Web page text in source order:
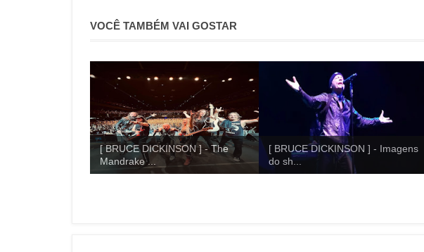
VOCÊ TAMBÉM VAI GOSTAR
[ BRUCE DICKINSON ] - The
Mandrake ...
[ BRUCE DICKINSON ] - Imagens
do sh...